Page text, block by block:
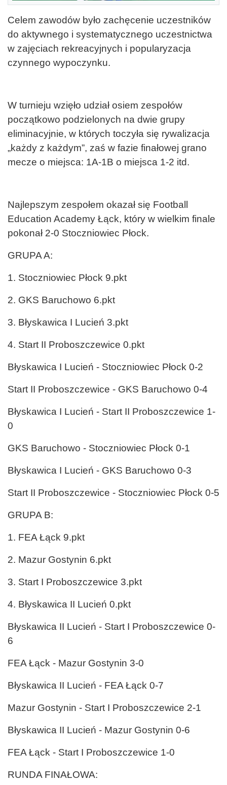
Celem zawodów było zachęcenie uczestników
do aktywnego i systematycznego uczestnictwa
w zajęciach rekreacyjnych i popularyzacja
czynnego wypoczynku.
W turnieju wzięło udział osiem zespołów
początkowo podzielonych na dwie grupy
eliminacyjnie, w których toczyła się rywalizacja
„każdy z każdym”, zaś w fazie finałowej grano
mecze o miejsca: 1A-1B o miejsca 1-2 itd.
Najlepszym zespołem okazał się Football
Education Academy Łąck, który w wielkim finale
pokonał 2-0 Stoczniowiec Płock.
GRUPA A:
1. Stoczniowiec Płock 9.pkt
2. GKS Baruchowo 6.pkt
3. Błyskawica I Lucień 3.pkt
4. Start II Proboszczewice 0.pkt
Błyskawica I Lucień - Stoczniowiec Płock 0-2
Start II Proboszczewice - GKS Baruchowo 0-4
Błyskawica I Lucień - Start II Proboszczewice 1-
0
GKS Baruchowo - Stoczniowiec Płock 0-1
Błyskawica I Lucień - GKS Baruchowo 0-3
Start II Proboszczewice - Stoczniowiec Płock 0-5
GRUPA B:
1. FEA Łąck 9.pkt
2. Mazur Gostynin 6.pkt
3. Start I Proboszczewice 3.pkt
4. Błyskawica II Lucień 0.pkt
Błyskawica II Lucień - Start I Proboszczewice 0-
6
FEA Łąck - Mazur Gostynin 3-0
Błyskawica II Lucień - FEA Łąck 0-7
Mazur Gostynin - Start I Proboszczewice 2-1
Błyskawica II Lucień - Mazur Gostynin 0-6
FEA Łąck - Start I Proboszczewice 1-0
RUNDA FINAŁOWA: